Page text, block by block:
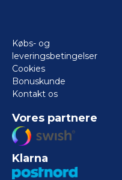
Købs- og
leveringsbetingelser
Cookies
Bonuskunde
Kontakt os
Vores partnere
Klarna